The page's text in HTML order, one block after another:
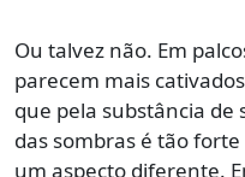
Ou talvez não. Em
parecem mais
que pela substância de
das sombras é tão
um aspecto diferente.